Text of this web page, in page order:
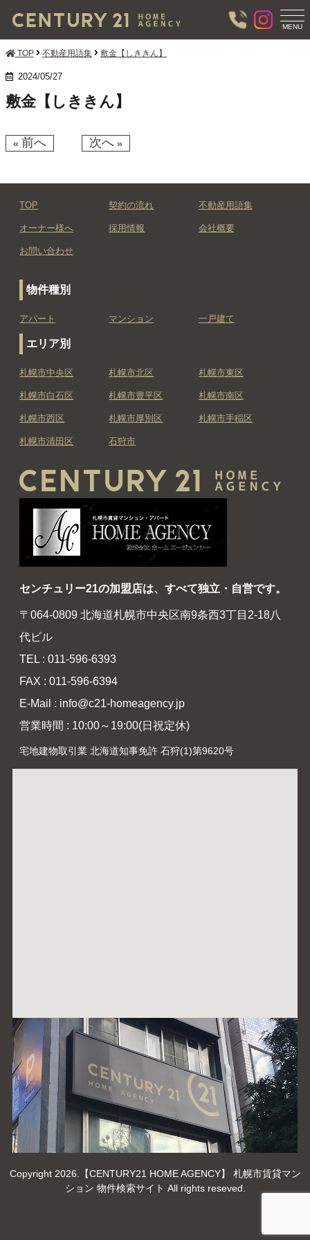
T
O
G
MENU
TOP 不動産用語集 敷金【しききん】
2024/05/27
敷金【しききん】
« 前へ 次へ »
TOP 契約の流れ 不動産用語集
オーナー様へ 採用情報 会社概要
お問い合わせ
物件種別
アパート マンション 一戸建て
エリア別
札幌市中央区 札幌市北区 札幌市東区
札幌市白石区 札幌市豊平区 札幌市南区
札幌市西区 札幌市厚別区 札幌市手稲区
札幌市清田区 石狩市
センチュリー21の加盟店は、すべて独立・自営です。
〒064-0809 北海道札幌市中央区南9条西3丁目2-18八
代ビル
TEL : 011-596-6393
FAX : 011-596-6394
E-Mail : info@c21-homeagency.jp
営業時間 : 10:00～19:00(日祝定休)
宅地建物取引業 北海道知事免許 石狩(1)第9620号
Copyright 2026.【CENTURY21 HOME AGENCY】 札幌市賃貸マン
ション 物件検索サイト All rights reseved.